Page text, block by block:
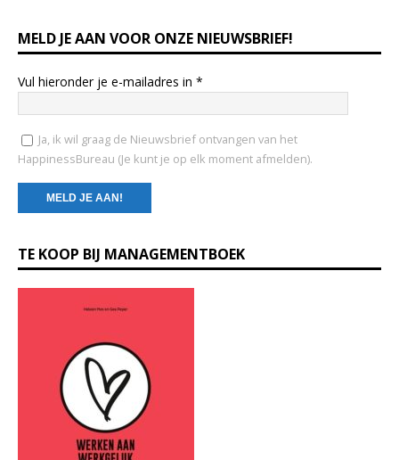
MELD JE AAN VOOR ONZE NIEUWSBRIEF!
Vul hieronder je e-mailadres in *
Ja, ik wil graag de Nieuwsbrief ontvangen van het
HappinessBureau (Je kunt je op elk moment afmelden).
o
n
TE KOOP BIJ MANAGEMENTBOEK